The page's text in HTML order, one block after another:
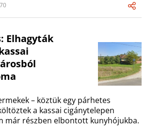
Elhagyták
– köztük egy párhetes
a kassai cigánytelepen
már részben elbontott kunyhójukba.